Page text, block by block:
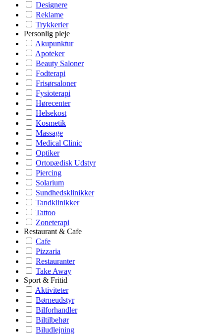
Designere
Reklame
Trykkerier
Personlig pleje
Akupunktur
Apoteker
Beauty Saloner
Fodterapi
Frisørsaloner
Fysioterapi
Hørecenter
Helsekost
Kosmetik
Massage
Medical Clinic
Optiker
Ortopædisk Udstyr
Piercing
Solarium
Sundhedsklinikker
Tandklinikker
Tattoo
Zoneterapi
Restaurant & Cafe
Cafe
Pizzaria
Restauranter
Take Away
Sport & Fritid
Aktiviteter
Børneudstyr
Bilforhandler
Biltilbehør
Biludlejning